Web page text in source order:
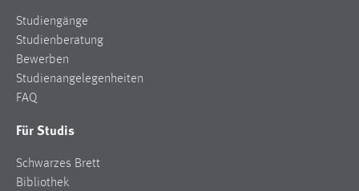
Studiengänge
Studienberatung
Bewerben
Studienangelegenheiten
FAQ
Für Studis
Schwarzes Brett
Bibliothek